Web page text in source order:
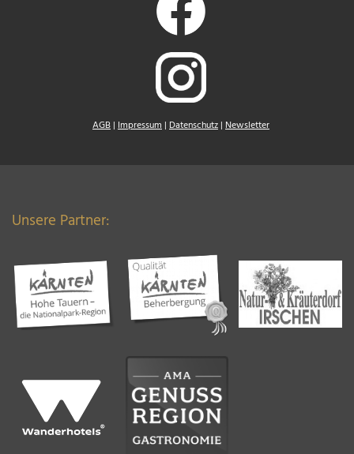
AGB | Impressum | Datenschutz | Newsletter
Unsere Partner: